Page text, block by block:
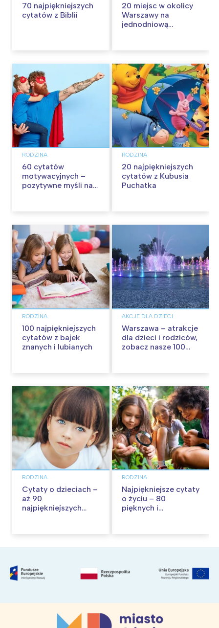
70 najpiękniejszych
cytatów z Biblii
20 miejsc w okolicy
Warszawy na
jednodniową
RODZINA
60 cytatów
motywacyjnych –
pozytywne myśli na
RODZINA
20 najpiękniejszych
cytatów z Kubusia
Puchatka
RODZINA
100 najpiękniejszych
cytatów z bajek
znanych i lubianych
AKCJE DLA DZIECI
Warszawa – atrakcje
dla dzieci i rodziców,
zobacz nasze 100
RODZINA
Cytaty o dzieciach –
aż 90
najpiękniejszych
RODZINA
Najpiękniejsze cytaty
o życiu – 80
pięknych i